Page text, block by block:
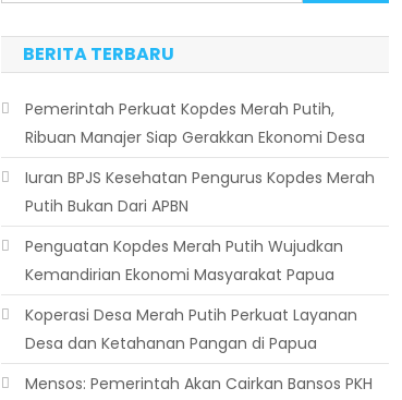
BERITA TERBARU
Pemerintah Perkuat Kopdes Merah Putih,
Ribuan Manajer Siap Gerakkan Ekonomi Desa
Iuran BPJS Kesehatan Pengurus Kopdes Merah
Putih Bukan Dari APBN
Penguatan Kopdes Merah Putih Wujudkan
Kemandirian Ekonomi Masyarakat Papua
Koperasi Desa Merah Putih Perkuat Layanan
Desa dan Ketahanan Pangan di Papua
Mensos: Pemerintah Akan Cairkan Bansos PKH